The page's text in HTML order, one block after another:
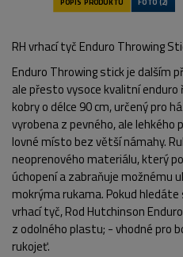
RH vrhací tyč Enduro Throwing
Enduro Throwing stick je dalším
ale přesto vysoce kvalitní enduro
kobry o délce 90 cm, určený pro
vyrobena z pevného, ale
lovné místo bez větší námahy.
neoprenového materiálu, který
úchopení a zabraňuje možnému
mokrýma rukama. Pokud
vrhací tyč, Rod Hutchinson
z odolného plastu; - vhodné pro
rukojeť.